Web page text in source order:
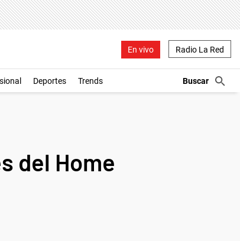
En vivo Radio La Red
Deportes Trends
del Home